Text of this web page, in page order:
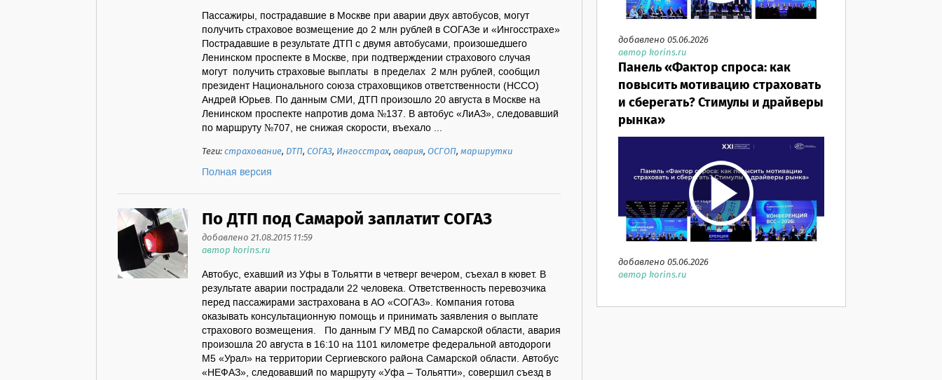
Пассажиры, пострадавшие в Москве при аварии двух автобусов, могут
получить страховое возмещение до 2 млн рублей в СОГАЗе и «Ингосстрахе»
Пострадавшие в результате ДТП с двумя автобусами, произошедшего
Ленинском проспекте в Москве, при подтверждении страхового случая
могут получить страховые выплаты в пределах 2 млн рублей, сообщил
президент Национального союза страховщиков ответственности (НССО)
Андрей Юрьев. По данным СМИ, ДТП произошло 20 августа в Москве на
Ленинском проспекте напротив дома №137. В автобус «ЛиАЗ», следовавший
по маршруту №707, не снижая скорости, въехало ...
Теги:страхование, ДТП,СОГАЗ, Ингосстрах,авария,ОСГОП,маршрутки
Полная версия
По ДТП под Самарой заплатит СОГАЗ
добавлено 21.08.2015 11:59
автор korins.ru
Автобус, ехавший из Уфы в Тольятти в четверг вечером, съехал в кювет. В
результате аварии пострадали 22 человека. Ответственность перевозчика
перед пассажирами застрахована в АО «СОГАЗ». Компания готова
оказывать консультационную помощь и принимать заявления о выплате
страхового возмещения. По данным ГУ МВД по Самарской области, авария
произошла 20 августа в 16:10 на 1101 километре федеральной автодороги
М5 «Урал» на территории Сергиевского района Самарской области. Автобус
«НЕФАЗ», следовавший по маршруту «Уфа – Тольятти», совершил съезд в
добавлено 05.06.2026
автор korins.ru
Панель «Фактор спроса: как
повысить мотивацию страховать
и сберегать? Стимулы и драйверы
рынка»
добавлено 05.06.2026
автор korins.ru